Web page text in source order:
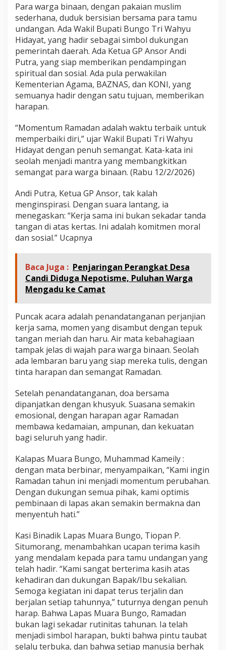
a
n
y
a
n
g
M
n
y
e
u
h
H
a
t
i
Para warga binaan, dengan pakaian muslim
sederhana, duduk bersisian bersama para tamu
undangan. Ada Wakil Bupati Bungo Tri Wahyu
Hidayat, yang hadir sebagai simbol dukungan
pemerintah daerah. Ada Ketua GP Ansor Andi
Putra, yang siap memberikan pendampingan
spiritual dan sosial. Ada pula perwakilan
Kementerian Agama, BAZNAS, dan KONI, yang
semuanya hadir dengan satu tujuan, memberikan
harapan.
“Momentum Ramadan adalah waktu terbaik untuk
memperbaiki diri,” ujar Wakil Bupati Tri Wahyu
Hidayat dengan penuh semangat. Kata-kata ini
seolah menjadi mantra yang membangkitkan
semangat para warga binaan. (Rabu 12/2/2026)
Andi Putra, Ketua GP Ansor, tak kalah
menginspirasi. Dengan suara lantang, ia
menegaskan: “Kerja sama ini bukan sekadar tanda
tangan di atas kertas. Ini adalah komitmen moral
dan sosial.” Ucapnya
Baca Juga : Penjaringan Perangkat Desa
Candi Diduga Nepotisme, Puluhan Warga
Mengadu ke Camat
Puncak acara adalah penandatanganan perjanjian
kerja sama, momen yang disambut dengan tepuk
tangan meriah dan haru. Air mata kebahagiaan
tampak jelas di wajah para warga binaan. Seolah
ada lembaran baru yang siap mereka tulis, dengan
tinta harapan dan semangat Ramadan.
Setelah penandatanganan, doa bersama
dipanjatkan dengan khusyuk. Suasana semakin
emosional, dengan harapan agar Ramadan
membawa kedamaian, ampunan, dan kekuatan
bagi seluruh yang hadir.
Kalapas Muara Bungo, Muhammad Kameily :
dengan mata berbinar, menyampaikan, “Kami ingin
Ramadan tahun ini menjadi momentum perubahan.
Dengan dukungan semua pihak, kami optimis
pembinaan di lapas akan semakin bermakna dan
menyentuh hati.”
Kasi Binadik Lapas Muara Bungo, Tiopan P.
Situmorang, menambahkan ucapan terima kasih
yang mendalam kepada para tamu undangan yang
telah hadir. “Kami sangat berterima kasih atas
kehadiran dan dukungan Bapak/Ibu sekalian.
Semoga kegiatan ini dapat terus terjalin dan
berjalan setiap tahunnya,” tuturnya dengan penuh
harap. Bahwa Lapas Muara Bungo, Ramadan
bukan lagi sekadar rutinitas tahunan. Ia telah
menjadi simbol harapan, bukti bahwa pintu taubat
selalu terbuka, dan bahwa setiap manusia berhak